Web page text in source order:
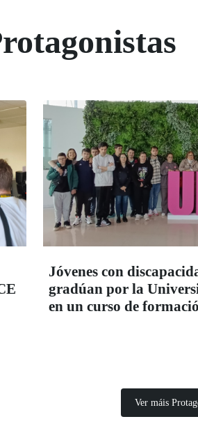
Jóvenes con
gradúan por la
en un curso de
Ver máis